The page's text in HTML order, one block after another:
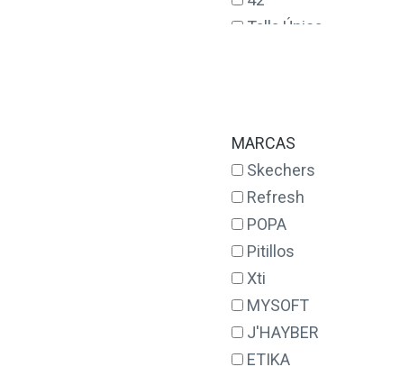
Talla Única
MARCAS
Skechers
Refresh
POPA
Pitillos
Xti
MYSOFT
J'HAYBER
ETIKA